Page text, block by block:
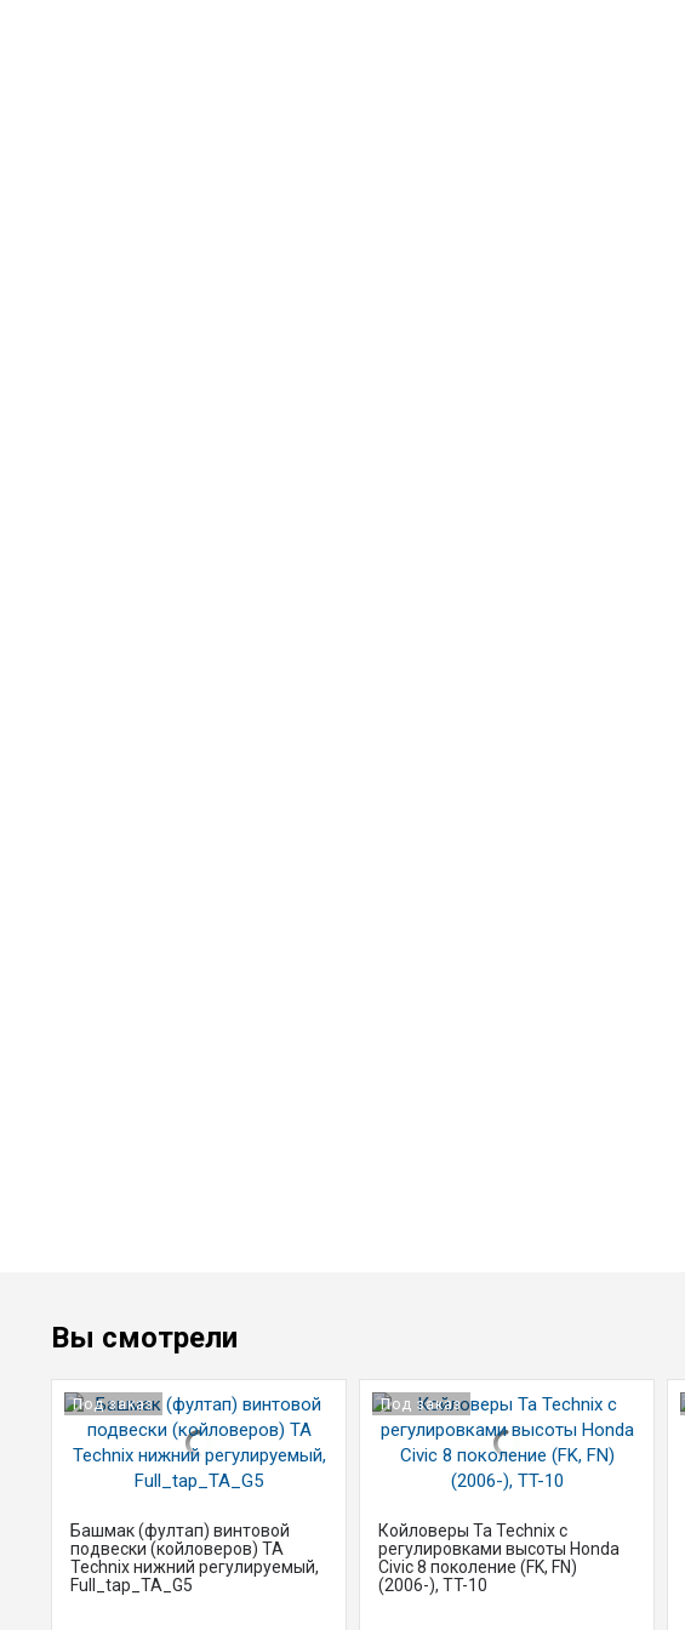
Вы смотрели
Под заказ
Башмак (фултап) винтовой
подвески (койловеров) TA
Technix нижний регулируемый,
Full_tap_TA_G5
Под заказ
Койловеры Ta Technix с
регулировками высоты Honda
Civic 8 поколение (FK, FN)
(2006-), TT-10